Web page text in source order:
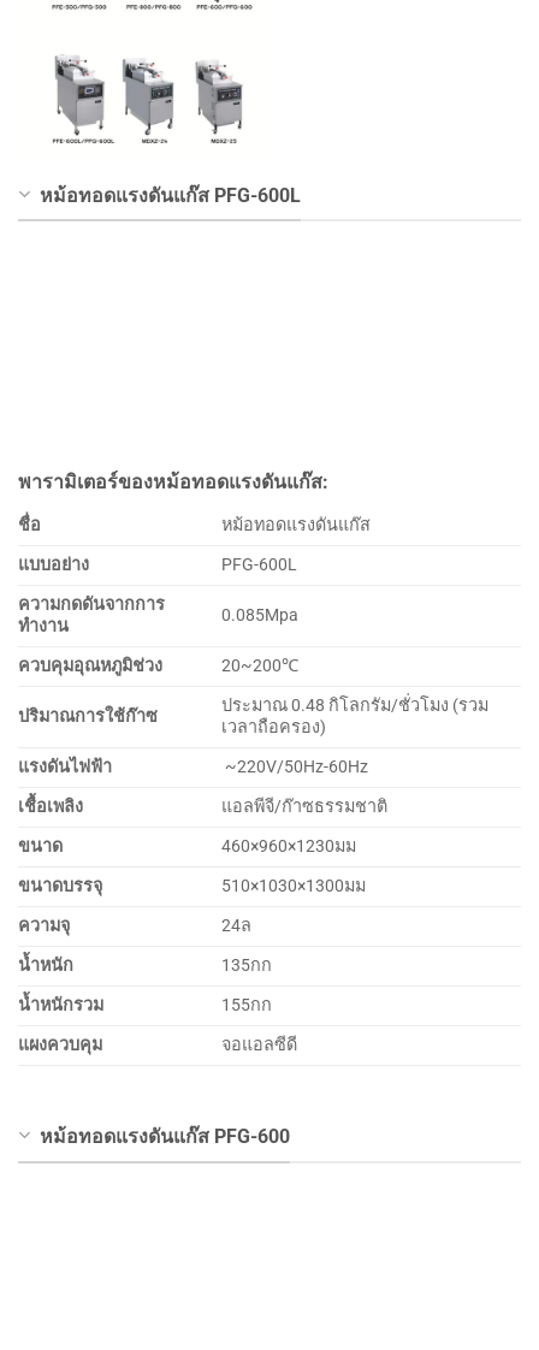
หม้อทอดแรงดันแก๊ส PFG-600L
พารามิเตอร์ของหม้อทอดแรงดันแก๊ส:
ชื่อ
หม้อทอดแรงดันแก๊ส
แบบอย่าง
PFG-600L
ความกดดันจากการ
ทำงาน
0.085Mpa
ควบคุมอุณหภูมิช่วง 20~200℃
ปริมาณการใช้ก๊าซ
ประมาณ 0.48 กิโลกรัม/ชั่วโมง (รวม
เวลาถือครอง)
แรงดันไฟฟ้า
~220V/50Hz-60Hz
เชื้อเพลิง
แอลพีจี/ก๊าซธรรมชาติ
ขนาด
460×960×1230มม
ขนาดบรรจุ
510×1030×1300มม
ความจุ
24ล
น้ำหนัก
135กก
น้ำหนักรวม
155กก
แผงควบคุม
จอแอลซีดี
หม้อทอดแรงดันแก๊ส PFG-600